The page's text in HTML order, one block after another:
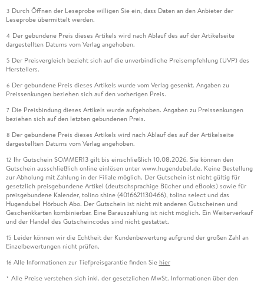
3 Durch Öffnen der Leseprobe willigen Sie ein, dass Daten an den Anbieter der
Leseprobe übermittelt werden.
4 Der gebundene Preis dieses Artikels wird nach Ablauf des auf der Artikelseite
dargestellten Datums vom Verlag angehoben.
5 Der Preisvergleich bezieht sich auf die unverbindliche Preisempfehlung (UVP) des
Herstellers.
6 Der gebundene Preis dieses Artikels wurde vom Verlag gesenkt. Angaben zu
Preissenkungen beziehen sich auf den vorherigen Preis.
7 Die Preisbindung dieses Artikels wurde aufgehoben. Angaben zu Preissenkungen
beziehen sich auf den letzten gebundenen Preis.
8 Der gebundene Preis dieses Artikels wird nach Ablauf des auf der Artikelseite
dargestellten Datums vom Verlag angehoben.
12 Ihr Gutschein SOMMER13 gilt bis einschließlich 10.08.2026. Sie können den
Gutschein ausschließlich online einlösen unter www.hugendubel.de. Keine Bestellung
zur Abholung mit Zahlung in der Filiale möglich. Der Gutschein ist nicht gültig für
gesetzlich preisgebundene Artikel (deutschsprachige Bücher und eBooks) sowie für
preisgebundene Kalender, tolino shine (4016621130466), tolino select und das
Hugendubel Hörbuch Abo. Der Gutschein ist nicht mit anderen Gutscheinen und
Geschenkkarten kombinierbar. Eine Barauszahlung ist nicht möglich. Ein Weiterverkauf
und der Handel des Gutscheincodes sind nicht gestattet.
15 Leider können wir die Echtheit der Kundenbewertung aufgrund der großen Zahl an
Einzelbewertungen nicht prüfen.
16 Alle Informationen zur Tiefpreisgarantie finden Sie hier
* Alle Preise verstehen sich inkl. der gesetzlichen MwSt. Informationen über den